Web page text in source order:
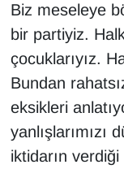
Biz meseleye
bir partiyiz.
çocuklarıyız.
Bundan
eksikleri
yanlışlarımızı
iktidarın